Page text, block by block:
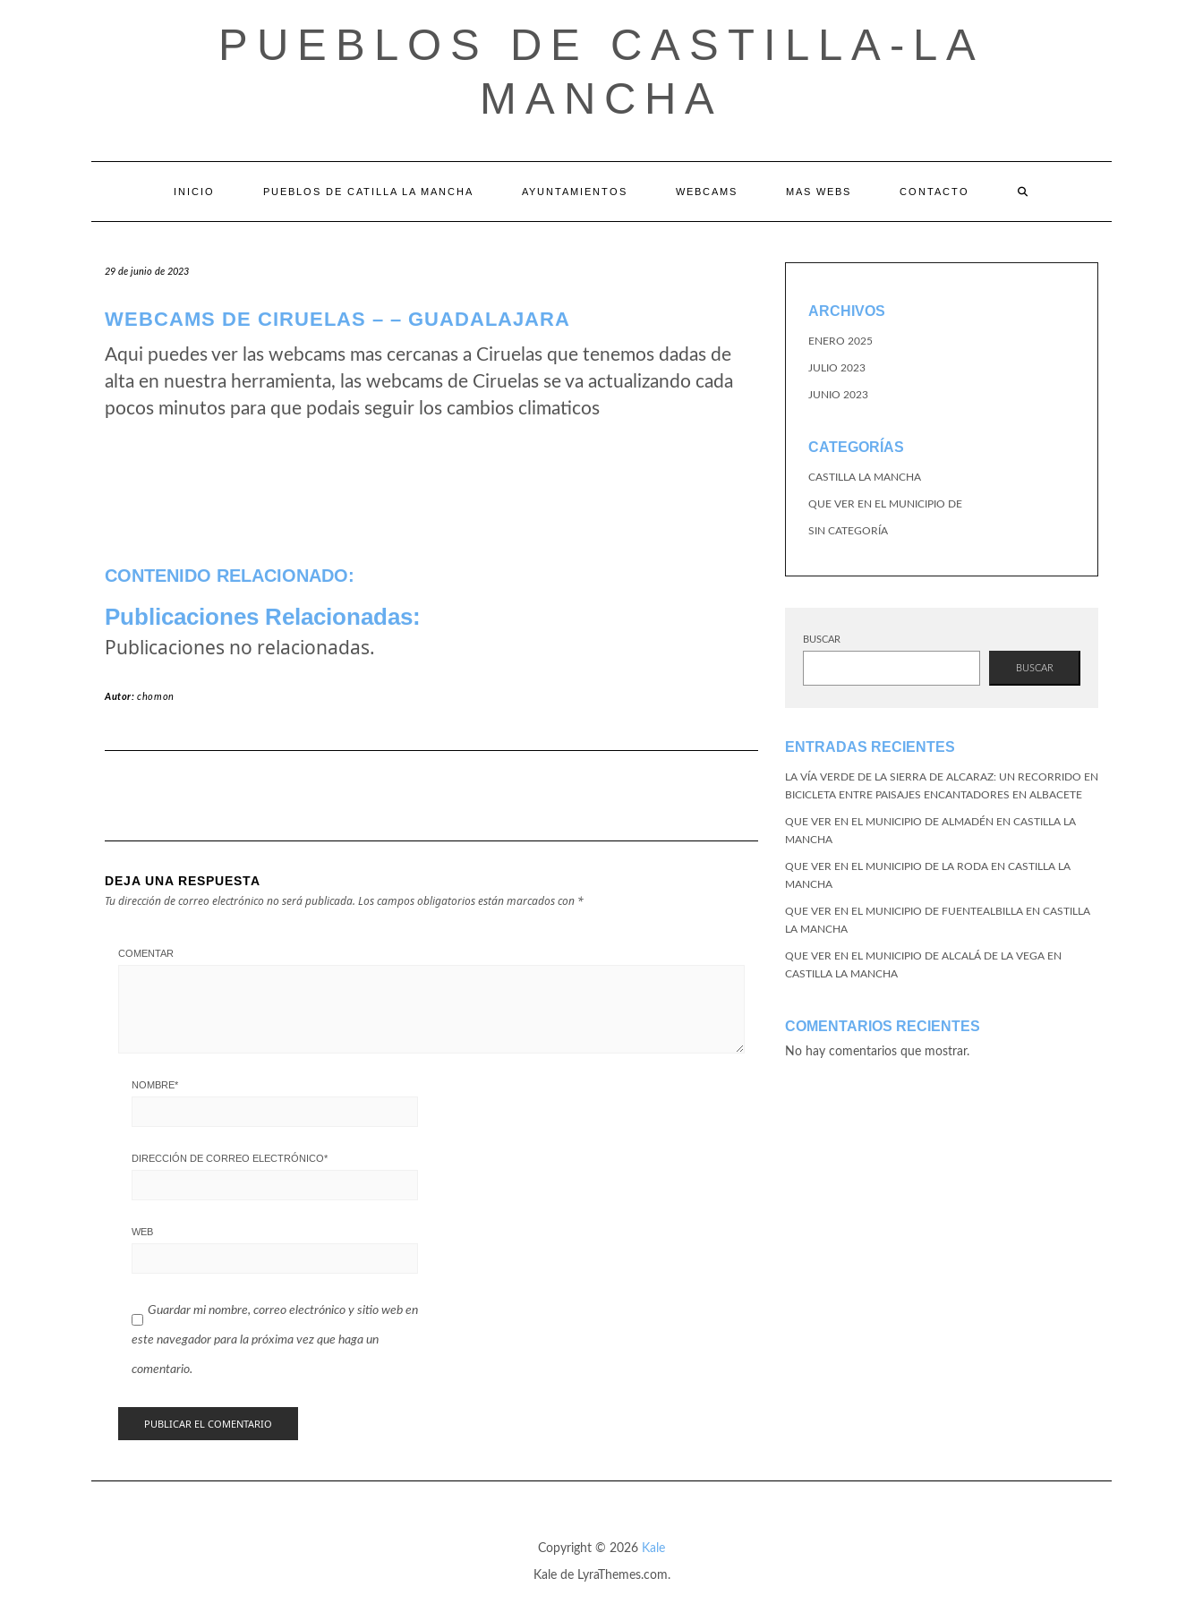
PUEBLOS DE CASTILLA-LA
MANCHA
INICIO PUEBLOS DE CATILLA LA MANCHA AYUNTAMIENTOS WEBCAMS MAS WEBS CONTACTO
29 de junio de 2023
WEBCAMS DE CIRUELAS – – GUADALAJARA
Aqui puedes ver las webcams mas cercanas a Ciruelas que tenemos dadas de
alta en nuestra herramienta, las webcams de Ciruelas se va actualizando cada
pocos minutos para que podais seguir los cambios climaticos
CONTENIDO RELACIONADO:
Publicaciones Relacionadas:
Publicaciones no relacionadas.
Autor:chomon
DEJA UNA RESPUESTA
Tu dirección de correo electrónico no será publicada. Los campos obligatorios están marcados con *
COMENTAR
NOMBRE*
DIRECCIÓN DE CORREO ELECTRÓNICO*
WEB
Guardar mi nombre, correo electrónico y sitio web en
este navegador para la próxima vez que haga un
comentario.
ARCHIVOS
ENERO 2025
JULIO 2023
JUNIO 2023
CATEGORÍAS
CASTILLA LA MANCHA
QUE VER EN EL MUNICIPIO DE
SIN CATEGORÍA
BUSCAR
BUSCAR
ENTRADAS RECIENTES
LA VÍA VERDE DE LA SIERRA DE ALCARAZ: UN RECORRIDO EN
BICICLETA ENTRE PAISAJES ENCANTADORES EN ALBACETE
QUE VER EN EL MUNICIPIO DE ALMADÉN EN CASTILLA LA
MANCHA
QUE VER EN EL MUNICIPIO DE LA RODA EN CASTILLA LA
MANCHA
QUE VER EN EL MUNICIPIO DE FUENTEALBILLA EN CASTILLA
LA MANCHA
QUE VER EN EL MUNICIPIO DE ALCALÁ DE LA VEGA EN
CASTILLA LA MANCHA
COMENTARIOS RECIENTES
No hay comentarios que mostrar.
Copyright © 2026 Kale
Kalede LyraThemes.com.